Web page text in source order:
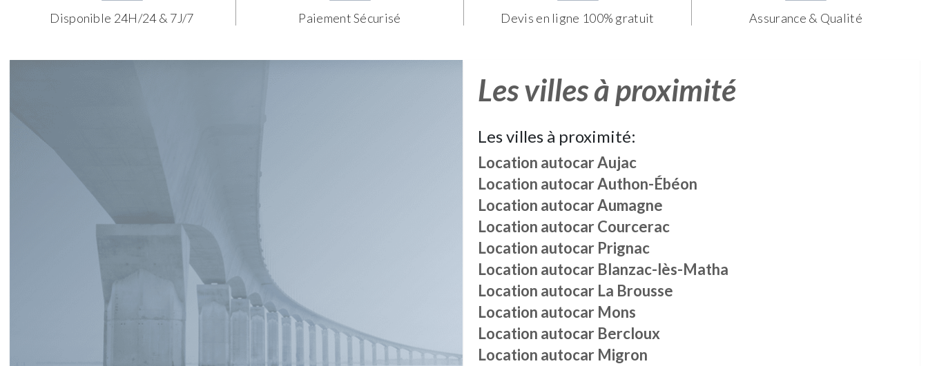
Disponible 24H/24 & 7J/7 Paiement Sécurisé Devis en ligne 100% gratuit Assurance & Qualité
Les villes à proximité
Les villes à proximité:
Location autocarAujac
Location autocarAuthon-Ébéon
Location autocarAumagne
Location autocarCourcerac
Location autocar Prignac
Location autocar Blanzac-lès-Matha
Location autocar La Brousse
Location autocar Mons
Location autocar Bercloux
Location autocar Migron